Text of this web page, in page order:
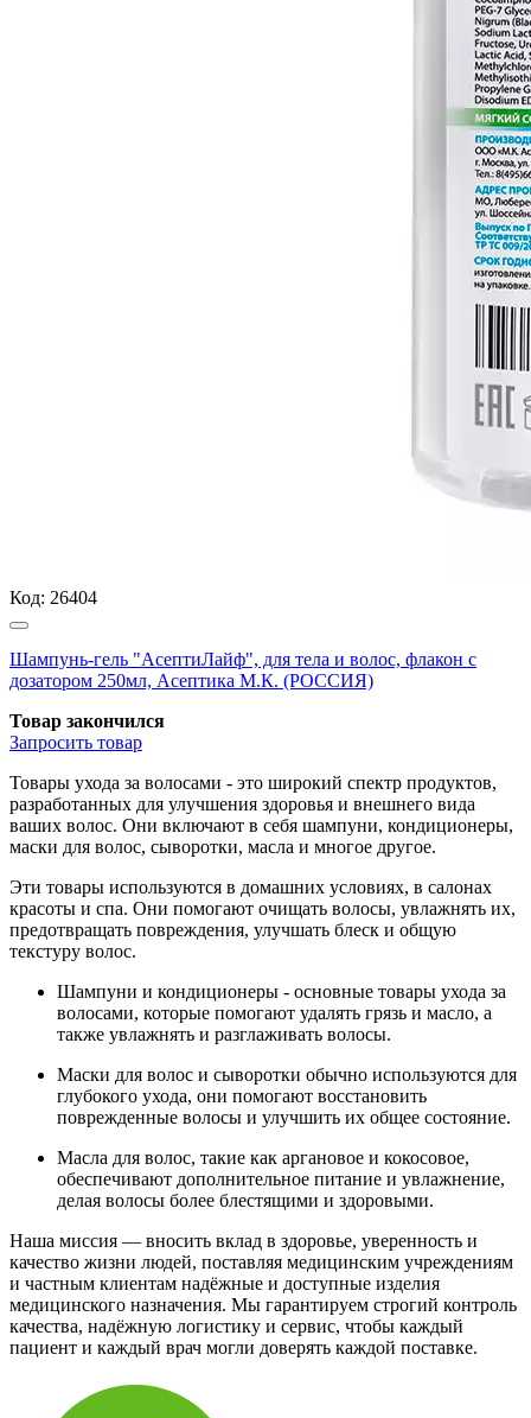
Код: 26404
Шампунь-гель "АсептиЛайф", для тела и волос, флакон с
дозатором 250мл, Асептика М.К. (РОССИЯ)
Товар закончился
Запросить товар
Товары ухода за волосами - это широкий спектр продуктов,
разработанных для улучшения здоровья и внешнего вида
ваших волос. Они включают в себя шампуни, кондиционеры,
маски для волос, сыворотки, масла и многое другое.
Эти товары используются в домашних условиях, в салонах
красоты и спа. Они помогают очищать волосы, увлажнять их,
предотвращать повреждения, улучшать блеск и общую
текстуру волос.
Шампуни и кондиционеры - основные товары ухода за
волосами, которые помогают удалять грязь и масло, а
также увлажнять и разглаживать волосы.
Маски для волос и сыворотки обычно используются для
глубокого ухода, они помогают восстановить
поврежденные волосы и улучшить их общее состояние.
Масла для волос, такие как аргановое и кокосовое,
обеспечивают дополнительное питание и увлажнение,
делая волосы более блестящими и здоровыми.
Наша миссия — вносить вклад в здоровье, уверенность и
качество жизни людей, поставляя медицинским учреждениям
и частным клиентам надёжные и доступные изделия
медицинского назначения. Мы гарантируем строгий контроль
качества, надёжную логистику и сервис, чтобы каждый
пациент и каждый врач могли доверять каждой поставке.